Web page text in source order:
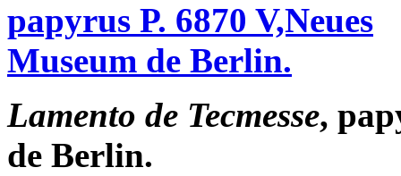
Lamento de Tecmesse,
de Berlin.